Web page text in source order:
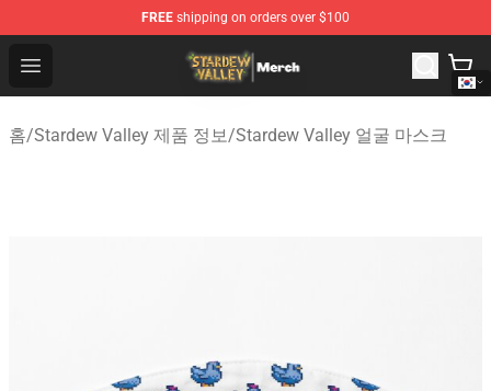
FREE shipping on orders over $100
Open menu
Stardew Valley Store - Official Stardew Valley
홈/Stardew Valley 제품 정보/Stardew Valley 얼굴 마스크